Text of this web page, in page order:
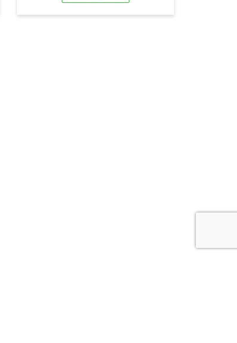
do
5686,29 zł
do